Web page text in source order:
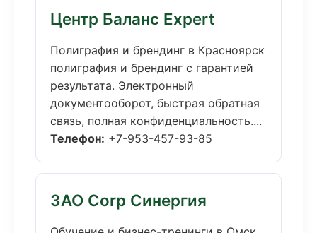
Центр Баланс Expert
Полиграфия и брендинг в Красноярск
полиграфия и брендинг с гарантией
результата. Электронный
документооборот, быстрая обратная
связь, полная конфиденциальность....
Телефон: +7-953-457-93-85
ЗАО Corp Синергия